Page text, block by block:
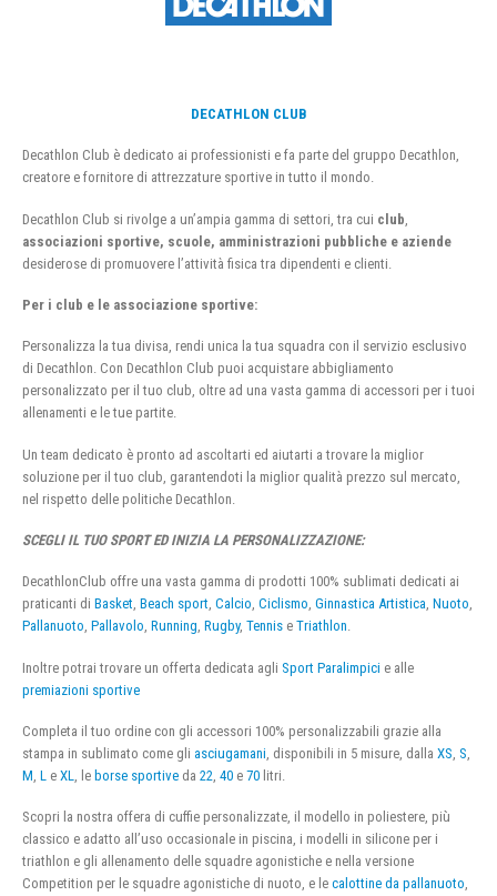
DECATHLON CLUB
Decathlon Club è dedicato ai professionisti e fa parte del gruppo Decathlon,
creatore e fornitore di attrezzature sportive in tutto il mondo.
Decathlon Club si rivolge a un’ampia gamma di settori, tra cui club
associazioni sportive, scuole, amministrazioni pubbliche e aziende
desiderose di promuovere l’attività fisica tra dipendenti e clienti.
Per i club e le associazione sportive:
Personalizza la tua divisa, rendi unica la tua squadra con il servizio esclusivo
di Decathlon. Con Decathlon Club puoi acquistare abbigliamento
personalizzato per il tuo club, oltre ad una vasta gamma di accessori per i tuoi
allenamenti e le tue partite.
Un team dedicato è pronto ad ascoltarti ed aiutarti a trovare la miglior
soluzione per il tuo club, garantendoti la miglior qualità prezzo sul mercato,
nel rispetto delle politiche Decathlon.
SCEGLI IL TUO SPORT ED INIZIA LA PERSONALIZZAZIONE:
DecathlonClub offre una vasta gamma di prodotti 100% sublimati dedicati ai
praticanti di Basket, Beach sport, Calcio, Ciclismo, Ginnastica Artistica, Nuoto,
Pallanuoto, Pallavolo, Running, Rugby, Tennis e Triathlon.
Inoltre potrai trovare un offerta dedicata agli Sport Paralimpici e alle
premiazioni sportive
Completa il tuo ordine con gli accessori 100% personalizzabili grazie alla
stampa in sublimato come gli asciugamani , disponibili in 5 misure, dalla XS S
M L e XL , le borse sportive da 22 40 e 70 litri.
Scopri la nostra offera di cuffie personalizzate, il modello in poliestere, più
classico e adatto all’uso occasionale in piscina, i modelli in silicone per i
triathlon e gli allenamento delle squadre agonistiche e nella versione
Competition per le squadre agonistiche di nuoto, e le calottine da pallanuoto,